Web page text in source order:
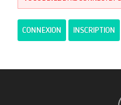
CONNEXION INSCRIPTION